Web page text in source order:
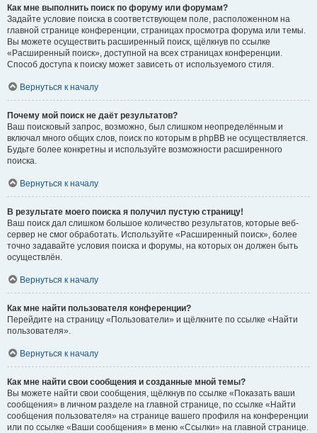
Как мне выполнить поиск по форуму или форумам?
Задайте условие поиска в соответствующем поле, расположенном на
главной странице конференции, страницах просмотра форума или темы.
Вы можете осуществить расширенный поиск, щёлкнув по ссылке
«Расширенный поиск», доступной на всех страницах конференции.
Способ доступа к поиску может зависеть от используемого стиля.
Вернуться к началу
Почему мой поиск не даёт результатов?
Ваш поисковый запрос, возможно, был слишком неопределённым и
включал много общих слов, поиск по которым в phpBB не осуществляется.
Будьте более конкретны и используйте возможности расширенного
поиска.
Вернуться к началу
В результате моего поиска я получил пустую страницу!
Ваш поиск дал слишком большое количество результатов, которые веб-
сервер не смог обработать. Используйте «Расширенный поиск», более
точно задавайте условия поиска и форумы, на которых он должен быть
осуществлён.
Вернуться к началу
Как мне найти пользователя конференции?
Перейдите на страницу «Пользователи» и щёлкните по ссылке «Найти
пользователя».
Вернуться к началу
Как мне найти свои сообщения и созданные мной темы?
Вы можете найти свои сообщения, щёлкнув по ссылке «Показать ваши
сообщения» в личном разделе на главной странице, по ссылке «Найти
сообщения пользователя» на странице вашего профиля на конференции
или по ссылке «Ваши сообщения» в меню «Ссылки» на главной странице.